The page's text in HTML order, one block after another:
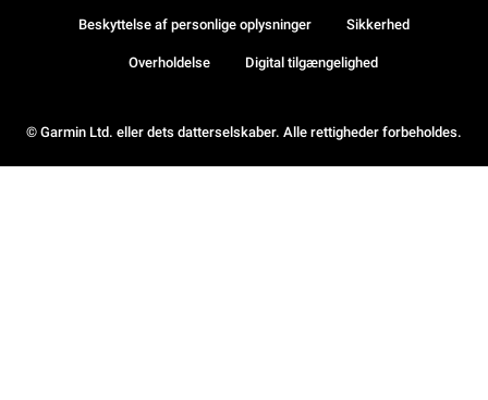
© Garmin Ltd. eller dets datterselskaber. Alle rettigheder forbeholdes.
Beskyttelse af personlige oplysninger Sikkerhed
Overholdelse Digital tilgængelighed